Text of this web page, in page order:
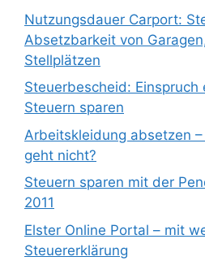
Nutzungsdauer Carport:
Absetzbarkeit von
Stellplätzen
Steuerbescheid: Einspruch
Steuern sparen
Arbeitskleidung absetzen
geht nicht?
Steuern sparen mit der
2011
Elster Online Portal – mit
Steuererklärung